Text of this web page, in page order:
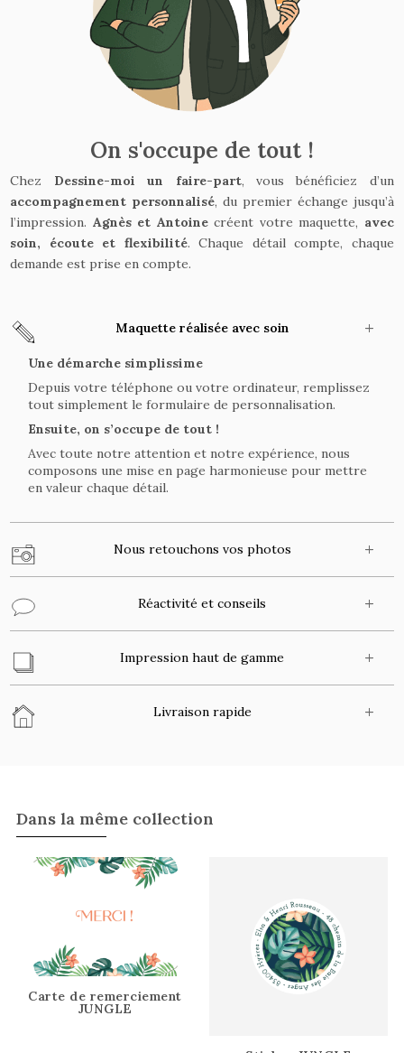
On s'occupe de tout !
Chez Dessine-moi un faire-part, vous bénéficiez d’un
accompagnement personnalisé, du premier échange jusqu’à
l’impression. Agnès et Antoinecréent votre maquette, avec
soin, écoute et flexibilité. Chaque détail compte, chaque
demande est prise en compte.
Maquette réalisée avec soin
Une démarche simplissime
Depuis votre téléphone ou votre ordinateur, remplissez
tout simplement le formulaire de personnalisation.
Ensuite, on s’occupe de tout !
Avec toute notre attention et notre expérience, nous
composons une mise en page harmonieuse pour mettre
en valeur chaque détail.
Nous retouchons vos photos
Réactivité et conseils
Impression haut de gamme
Livraison rapide
Dans la même collection
Carte de remerciement
JUNGLE